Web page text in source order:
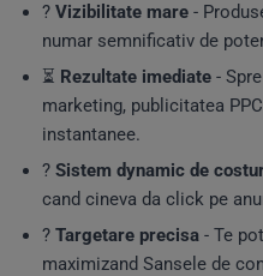
? Vizibilitate mare -
numar semnificativ de
⏳ Rezultate imediate -
marketing, publicitatea
instantanee.
? Sistem dynamic de
cand cineva da click pe
? Targetare precisa - Te
maximizand Sansele de